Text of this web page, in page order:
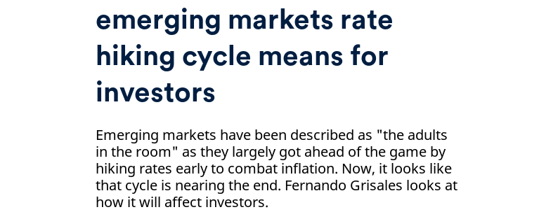
emerging markets rate
hiking cycle means for
investors
Emerging markets have been described as "the adults
in the room" as they largely got ahead of the game by
hiking rates early to combat inflation. Now, it looks like
that cycle is nearing the end. Fernando Grisales looks at
how it will affect investors.